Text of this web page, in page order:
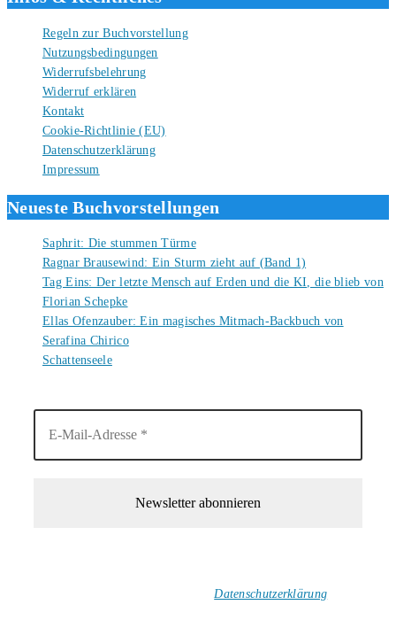
Regeln zur Buchvorstellung
Nutzungsbedingungen
Widerrufsbelehrung
Widerruf erklären
Kontakt
Cookie-Richtlinie (EU)
Datenschutzerklärung
Impressum
Neueste Buchvorstellungen
Saphrit: Die stummen Türme6. August 2026
Ragnar Brausewind: Ein Sturm zieht auf (Band 1)
Tag Eins: Der letzte Mensch auf Erden und die KI, die blieb von
Florian Schepke
Ellas Ofenzauber: Ein magisches Mitmach-Backbuch von
Serafina Chirico4. August 2026
Schattenseele4. August 2026
Datenschutzerklärung